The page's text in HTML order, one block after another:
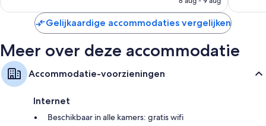
Flatscreentelevisies van 48 inch met premium tv-zenders
(kleer)kasten, gratis kinderbedden en waterkokers
Dubai
Gelijkaardige accommodaties vergelijken
Meer over deze accommodatie
Accommodatie-voorzieningen
Internet
Beschikbaar in alle kamers: gratis wifi